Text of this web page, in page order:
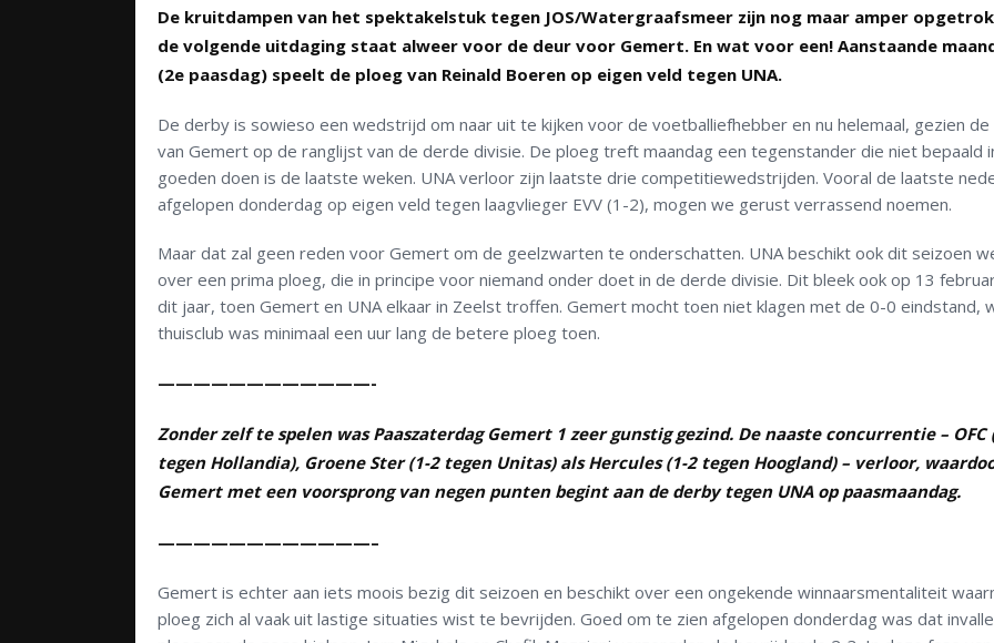
De kruitdampen van het spektakelstuk tegen JOS/Watergraafsmeer zijn nog maar amper
de volgende uitdaging staat alweer voor de deur voor Gemert. En wat voor een! Aanstaande
(2e paasdag) speelt de ploeg van Reinald Boeren op eigen veld tegen UNA.
De derby is sowieso een wedstrijd om naar uit te kijken voor de voetballiefhebber en nu helemaal, gezien
van Gemert op de ranglijst van de derde divisie. De ploeg treft maandag een tegenstander die niet bepaald
goeden doen is de laatste weken. UNA verloor zijn laatste drie competitiewedstrijden. Vooral de laatste
afgelopen donderdag op eigen veld tegen laagvlieger EVV (1-2), mogen we gerust verrassend noemen.
Maar dat zal geen reden voor Gemert om de geelzwarten te onderschatten. UNA beschikt ook dit seizoen
over een prima ploeg, die in principe voor niemand onder doet in de derde divisie. Dit bleek ook op 13
dit jaar, toen Gemert en UNA elkaar in Zeelst troffen. Gemert mocht toen niet klagen met de 0-0 eindstand,
thuisclub was minimaal een uur lang de betere ploeg toen.
————————————-
Zonder zelf te spelen was Paaszaterdag Gemert 1 zeer gunstig gezind. De naaste concurrentie – OFC
tegen Hollandia), Groene Ster (1-2 tegen Unitas) als Hercules (1-2 tegen Hoogland) – verloor,
Gemert met een voorsprong van negen punten begint aan de derby tegen UNA op paasmaandag.
————————————–
Gemert is echter aan iets moois bezig dit seizoen en beschikt over een ongekende winnaarsmentaliteit
ploeg zich al vaak uit lastige situaties wist te bevrijden. Goed om te zien afgelopen donderdag was dat